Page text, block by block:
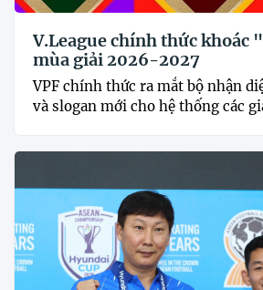
V.League chính thức khoác
mùa giải 2026-2027
VPF chính thức ra mắt bộ nhận
và slogan mới cho hệ thống các